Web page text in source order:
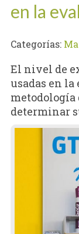
en la
Categorías:
El nivel de
usadas en
metodología
determinar